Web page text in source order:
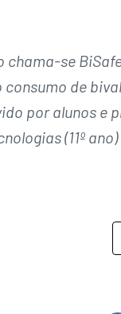
chama-se
consumo de
por alunos e
(11º